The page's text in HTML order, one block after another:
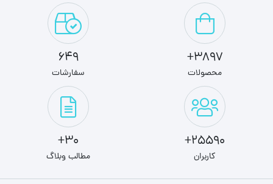
3897+
محصولات
649
سفارشات
25590+
کاربران
30+
مطالب وبلاگ